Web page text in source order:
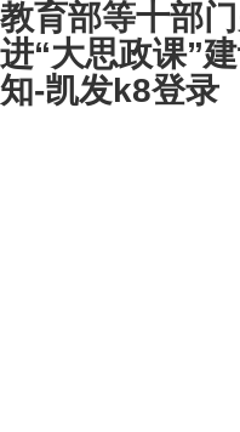
教育部等十部
进“大思政课”
知-凯发k8登录